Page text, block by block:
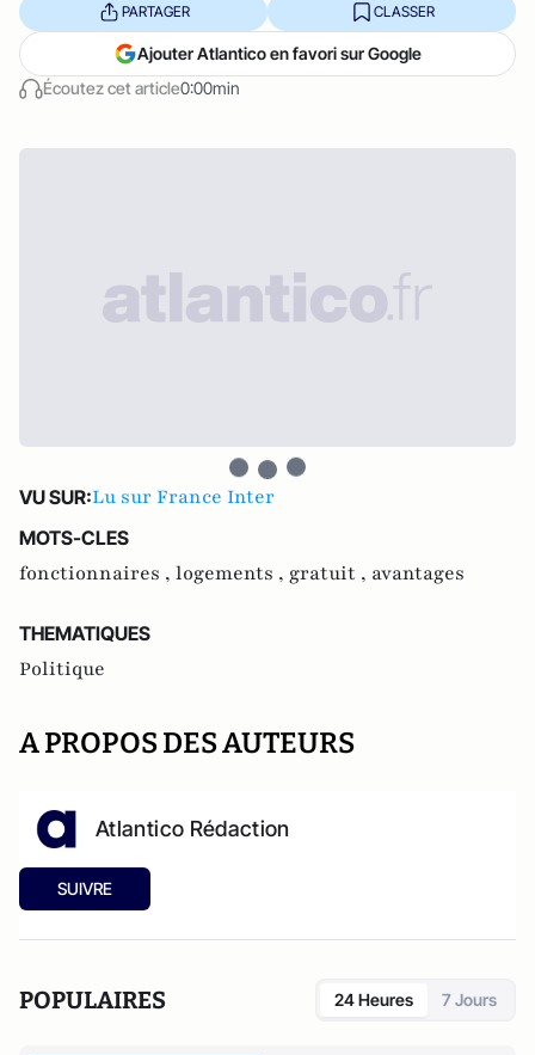
Écoutez cet article0:00min
PARTAGER CLASSER
Ajouter Atlantico en favori sur Google
VU SUR:Lu sur France Inter
MOTS-CLES
fonctionnaires , logements , gratuit , avantages
THEMATIQUES
Politique
A PROPOS DES AUTEURS
Atlantico Rédaction
SUIVRE
POPULAIRES 24 Heures 7 Jours